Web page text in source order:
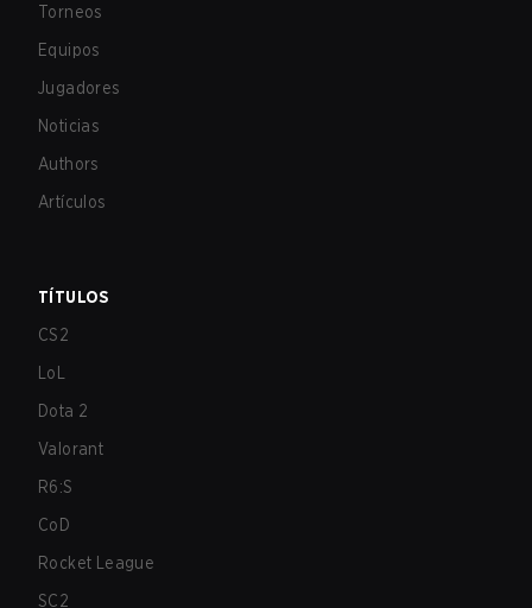
Torneos
Equipos
Jugadores
Noticias
Authors
Artículos
TÍTULOS
CS2
LoL
Dota 2
Valorant
R6:S
CoD
Rocket League
SC2